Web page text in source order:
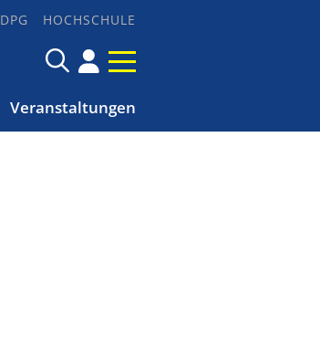
DPG HOCHSCHULE
Veranstaltungen